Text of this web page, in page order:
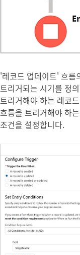
'레코드 업데이트' 흐름
트리거되는 시기를 정
트리거해야 하는 레코
흐름을 트리거해야 하
조건을 설정합니다.